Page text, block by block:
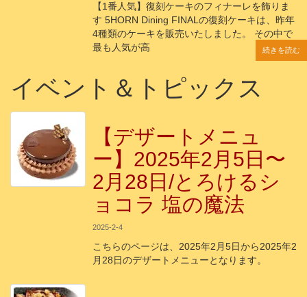
続きを読む
続きを読む
続きを読む
続きを読む
【1番人気】復刻ケーキのフィナーレを飾りま
す 5HORN Dining FINALの復刻ケーキは、昨年
4種類のケーキを販売いたしました。 その中で
最も人気が高
続きを読む
イベント＆トピックス
【デザートメニュ
ー】2025年2月5日〜
2月28日/とろけるシ
ョコラ 塩の魔法
2025-2-4
こちらのページは、2025年2月5日から2025年2
月28日のデザートメニューとなります。